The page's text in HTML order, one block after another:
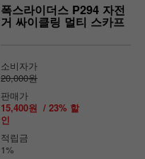
폭스라이더스 P294 자전
거 싸이클링 멀티 스카프
소비자가
20,000원
판매가
15,400원 / 23% 할
인
적립금
1%